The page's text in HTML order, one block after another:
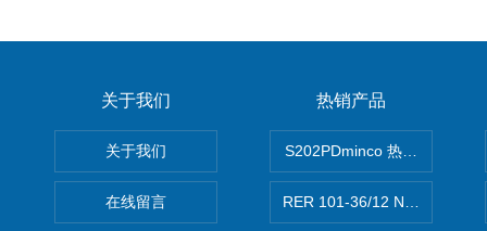
关于我们
关于我们
在线留言
热销产品
S202PDminco 热电阻
RER 101-36/12 NHH离心